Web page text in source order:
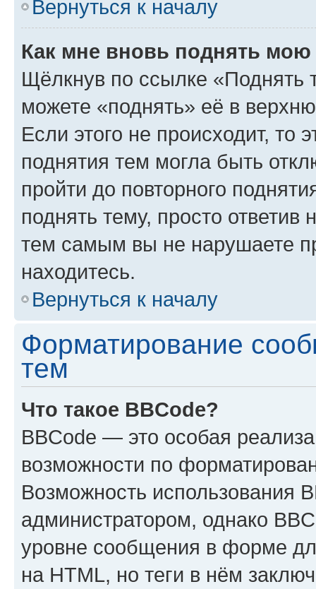
Вернуться к началу
Как мне вновь поднять мою
Щёлкнув по ссылке «Поднять
можете «поднять» её в
Если этого не происходит, то
поднятия тем могла быть
пройти до повторного
поднять тему, просто ответив
тем самым вы не нарушаете
находитесь.
Вернуться к началу
Форматирование
тем
Что такое BBCode?
BBCode — это особая
возможности по
Возможность использования
администратором, однако
уровне сообщения в форме
на HTML, но теги в нём